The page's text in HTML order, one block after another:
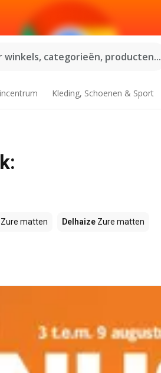
winkels, categorieën, producten...
Kleding, Schoenen & Sport
Zure matten Delhaize Zure matten